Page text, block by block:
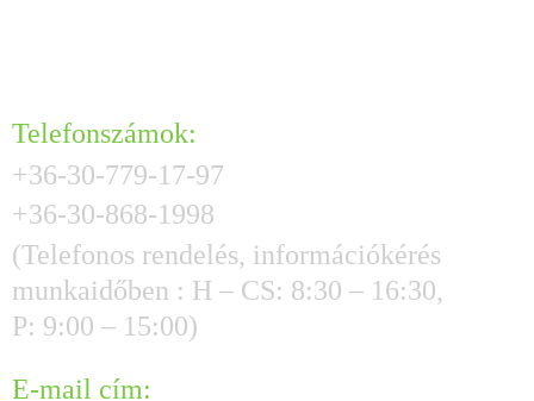
Telefonszámok:
+36-30-779-17-97
+36-30-868-1998
(Telefonos rendelés, információkérés
munkaidőben : H – CS: 8:30 – 16:30,
P: 9:00 – 15:00)
E-mail cím: